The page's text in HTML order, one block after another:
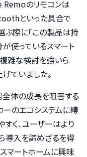
のリモコンは
といった具合で
ぶ際に「この製品は持
が使っているスマート
雑な検討を強いら
ていました。
全体の成長を阻害する
ーのエコシステムに縛
すく、ユーザーはより
導入を諦めざるを得
マートホームに興味